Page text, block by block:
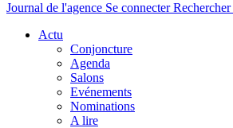
Journal de l'agence Se connecterRechercher
Actu
Conjoncture
Agenda
Salons
Evénements
Nominations
A lire